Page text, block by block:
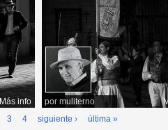
Más info por muliterno
3 4 siguiente › última »